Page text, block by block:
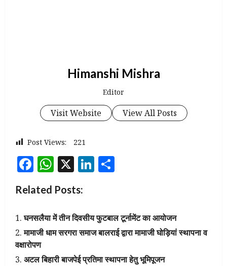
Himanshi Mishra
Editor
Visit Website View All Posts
Post Views: 221
Facebook
WhatsApp
X LinkedIn
Related Posts:
घनसलैया में तीन दिवसीय फुटबाल टूर्नामेंट का आयोजन
मामाजी धाम सरगरा समाज बालराई द्वारा मामाजी घोड़ियां स्थापना व
वक्षारोपण
अटल बिहारी बाजपेई प्रतिमा स्थापना हेतु भूमिपूजन